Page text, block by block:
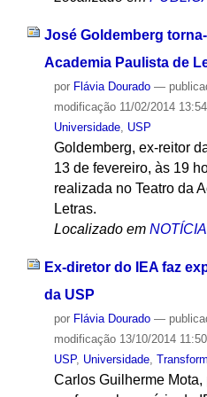
José Goldemberg
Academia Paulista de
por Flávia Dourado —
modificação11/02/2014 13:54
Universidade, USP
Goldemberg, ex-reitor
13 de fevereiro, às 19
realizada no Teatro da
Letras.
Localizado em
Ex-diretor do IEA faz
da USP
por Flávia Dourado —
modificação13/10/2014 11:50
USP, Universidade,
Carlos Guilherme